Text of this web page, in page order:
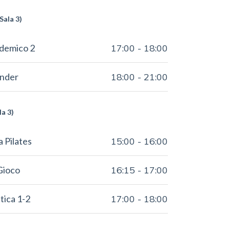
3)
2 17:00 - 18:00
18:00 -21:00
3)
Pilates 15:00 - 16:00
16:15 - 17:00
1-2 17:00 - 18:00